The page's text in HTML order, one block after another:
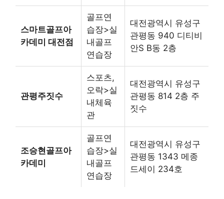
스마트골프아
카데미 대전점
골프연
습장>실
내골프
연습장
대전광역시 유성구
관평동 940 디티비
안S B동 2층
관평주짓수
스포츠,
오락>실
내체육
관
대전광역시 유성구
관평동 814 2층 주
짓수
조승현골프아
카데미
골프연
습장>실
내골프
연습장
대전광역시 유성구
관평동 1343 메종
드세이 234호